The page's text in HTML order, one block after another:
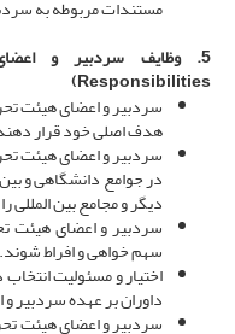
مستندات مربوطه به
5. وظایف سردبیر
و
Responsibilities
)
سردبیر و اعضای هیئت
هدف اصلی خود قرار
سردبیر و اعضای هیئت
در جوامع دانشگاهی و
دیگر و مجامع بین ­المللی
سردبیر و اعضای هیئت
سهم ­خواهی و افراط شوند.
اختیار و مسئولیت
داوران بر عهده سردبیر
سردبیر و اعضای هیئت